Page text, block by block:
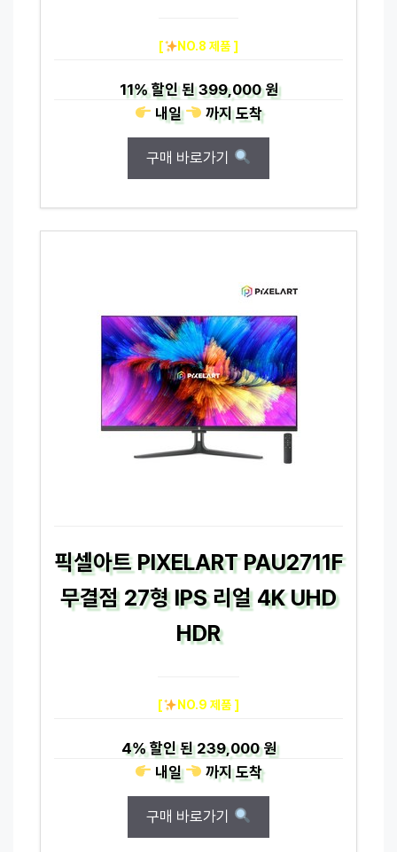
[ NO.8 제품 ]
11%할인 된399,000 원
내일
까지도착
구매 바로가기
픽셀아트 PIXELART PAU2711F
무결점 27형 IPS 리얼 4K UHD
HDR
[ NO.9 제품 ]
4%할인 된239,000 원
내일
까지도착
구매 바로가기